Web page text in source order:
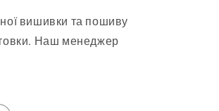
вишивки та пошиву
Наш менеджер